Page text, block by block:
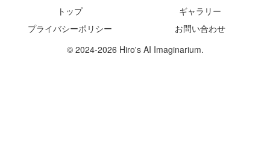
トップ
ギャラリー
プライバシーポリシー
お問い合わせ
© 2024-2026 Hiro's AI Imaginarium.